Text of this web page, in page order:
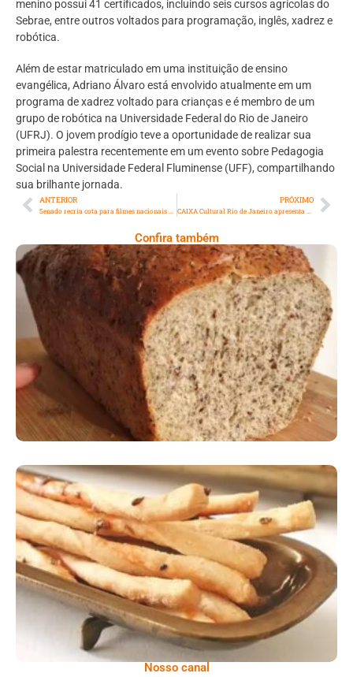
menino possui 41 certificados, incluindo seis cursos agrícolas do
Sebrae, entre outros voltados para programação, inglês, xadrez e
robótica.
Além de estar matriculado em uma instituição de ensino
evangélica, Adriano Álvaro está envolvido atualmente em um
programa de xadrez voltado para crianças e é membro de um
grupo de robótica na Universidade Federal do Rio de Janeiro
(UFRJ). O jovem prodígio teve a oportunidade de realizar sua
primeira palestra recentemente em um evento sobre Pedagogia
Social na Universidade Federal Fluminense (UFF), compartilhando
sua brilhante jornada.
ANTERIOR
Senado recria cota para filmes nacionais em cinemas até 2033
PRÓXIMO
CAIXA Cultural Rio de Janeiro apresenta o show “Francisco, el Hombre”, no Teatro Nelson Rodrigues
Confira também
Comer Bem: Pão Low Carb
Comer Bem: Palitinhos De Cebola E Salsa
Nosso canal